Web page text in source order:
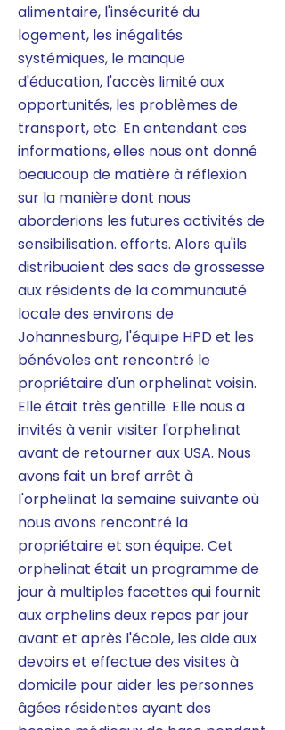
alimentaire, l'insécurité du
logement, les inégalités
systémiques, le manque
d'éducation, l'accès limité aux
opportunités, les problèmes de
transport, etc. En entendant ces
informations, elles nous ont donné
beaucoup de matière à réflexion
sur la manière dont nous
aborderions les futures activités de
sensibilisation. efforts. Alors qu'ils
distribuaient des sacs de grossesse
aux résidents de la communauté
locale des environs de
Johannesburg, l'équipe HPD et les
bénévoles ont rencontré le
propriétaire d'un orphelinat voisin.
Elle était très gentille. Elle nous a
invités à venir visiter l'orphelinat
avant de retourner aux USA. Nous
avons fait un bref arrêt à
l'orphelinat la semaine suivante où
nous avons rencontré la
propriétaire et son équipe. Cet
orphelinat était un programme de
jour à multiples facettes qui fournit
aux orphelins deux repas par jour
avant et après l'école, les aide aux
devoirs et effectue des visites à
domicile pour aider les personnes
âgées résidentes ayant des